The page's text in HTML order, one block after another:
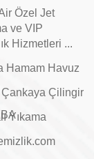
Özel Jet
ve VIP
Hizmetleri ...
Hamam Havuz
Çilingir
Yıkama